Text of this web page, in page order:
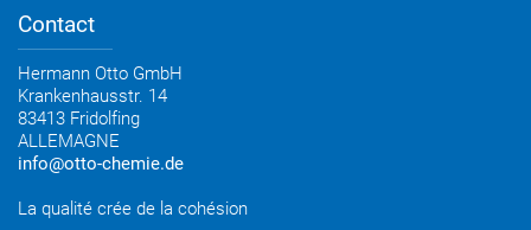
Newsletter industrie OTTO
Contact
Hermann Otto GmbH
Krankenhausstr. 14
83413 Fridolfing
ALLEMAGNE
info@otto-chemie.de
La qualité crée de la cohésion